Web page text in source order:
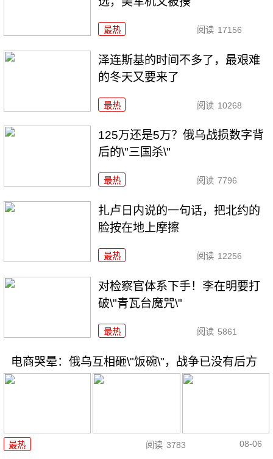
最热 阅读 17156
泽连斯基的时间不多了，最艰难
的冬天又要来了
最热 阅读 10268
125万还是5万？俄乌战损数字背
后的\"三国杀\"
最热 阅读 7796
扎卢日内说的一句话，把北约的
脸按在地上摩擦
最热 阅读 12256
对检察官体系下手！李在明要打
破\"青瓦台魔咒\"
最热 阅读 5861
电商哭晕：俄乌互相砸\"饭碗\"，战争已没有后方
最热 阅读 3783 08-06